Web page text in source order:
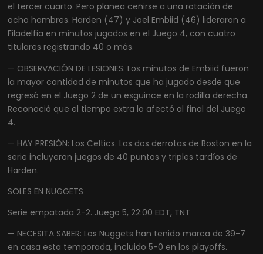
el tercer cuarto. Pero planea ceñirse a una rotación de
ocho hombres. Harden (47) y Joel Embiid (46) lideraron a
Filadelfia en minutos jugados en el Juego 4, con cuatro
titulares registrando 40 o más.
— OBSERVACIÓN DE LESIONES: Los minutos de Embiid fueron
la mayor cantidad de minutos que ha jugado desde que
regresó en el Juego 2 de un esguince en la rodilla derecha.
Reconoció que el tiempo extra lo afectó al final del Juego
4.
— HAY PRESIÓN: Los Celtics. Las dos derrotas de Boston en la
serie incluyeron juegos de 40 puntos y triples tardíos de
Harden.
SOLES EN NUGGETS
Serie empatada 2-2. Juego 5, 22:00 EDT, TNT
— NECESITA SABER: Los Nuggets han tenido marca de 39-7
en casa esta temporada, incluido 5-0 en los playoffs.